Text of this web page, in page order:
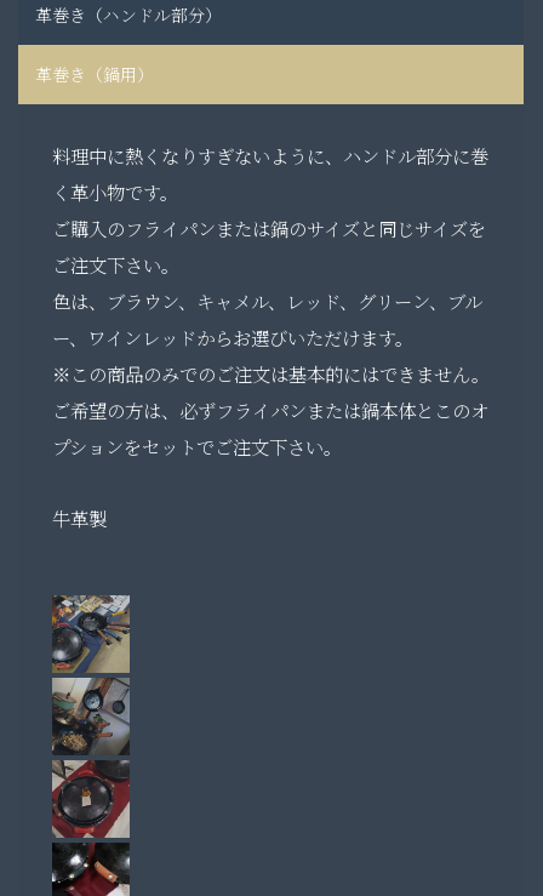
革巻き（ハンドル部分）
革巻き（鍋用）
料理中に熱くなりすぎないように、ハンドル部分に巻
く革小物です。
ご購入のフライパンまたは鍋のサイズと同じサイズを
ご注文下さい。
色は、ブラウン、キャメル、レッド、グリーン、ブル
ー、ワインレッドからお選びいただけます。
※この商品のみでのご注文は基本的にはできません。
ご希望の方は、必ずフライパンまたは鍋本体とこのオ
プションをセットでご注文下さい。
牛革製